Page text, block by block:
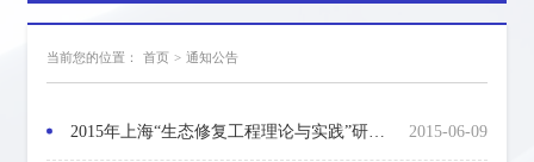
当前您的位置： 首页 > 通知公告
2015-06-09